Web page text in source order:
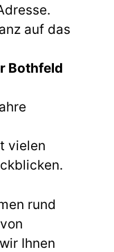
auf das
Bothfeld
vielen
rund
Ihnen